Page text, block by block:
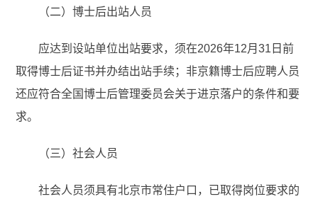
（二）博士后出站人员
应达到设站单位出站要求，须在2026年12月31日前
取得博士后证书并办结出站手续；非京籍博士后应聘人员
还应符合全国博士后管理委员会关于进京落户的条件和要
求。
（三）社会人员
社会人员须具有北京市常住户口，已取得岗位要求的